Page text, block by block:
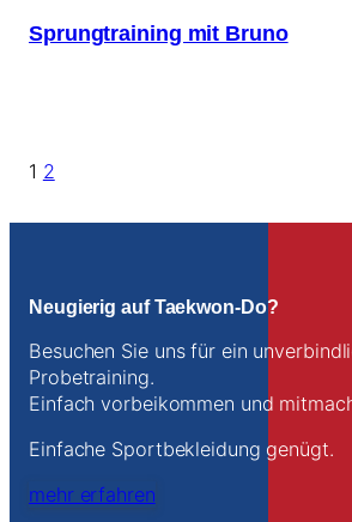
Sprungtraining mit Bruno
1 2
Neugierig auf Taekwon-Do?
Besuchen Sie uns für ein
Probetraining.
Einfach vorbeikommen und
Einfache Sportbekleidung genügt.
mehr erfahren